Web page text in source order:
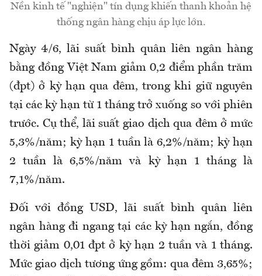
Nền kinh tế "nghiện" tín dụng khiến thanh khoản hệ
thống ngân hàng chịu áp lực lớn.
Ngày 4/6, lãi suất bình quân liên ngân hàng
bằng đồng Việt Nam giảm 0,2 điểm phần trăm
(đpt) ở kỳ hạn qua đêm, trong khi giữ nguyên
tại các kỳ hạn từ 1 tháng trở xuống so với phiên
trước. Cụ thể, lãi suất giao dịch qua đêm ở mức
5,3%/năm; kỳ hạn 1 tuần là 6,2%/năm; kỳ hạn
2 tuần là 6,5%/năm và kỳ hạn 1 tháng là
7,1%/năm.
Đối với đồng USD, lãi suất bình quân liên
ngân hàng đi ngang tại các kỳ hạn ngắn, đồng
thời giảm 0,01 đpt ở kỳ hạn 2 tuần và 1 tháng.
Mức giao dịch tương ứng gồm: qua đêm 3,65%;